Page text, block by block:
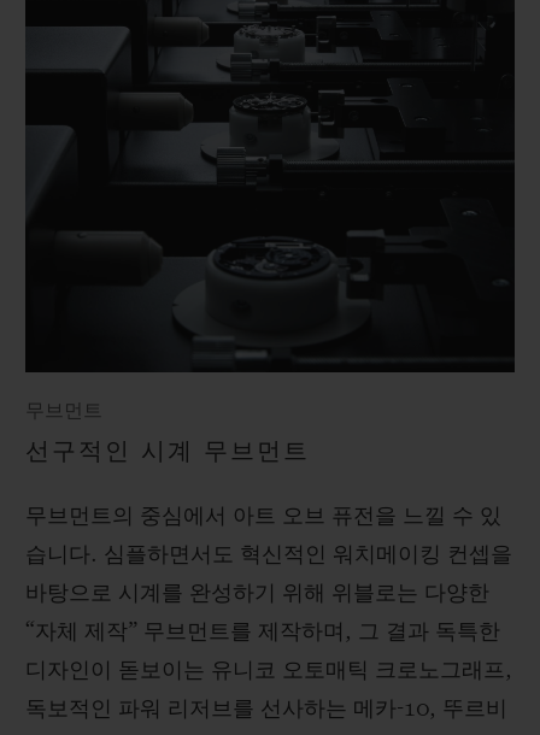
무브먼트
선구적인 시계 무브먼트
무브먼트의 중심에서 아트 오브 퓨전을 느낄 수 있
습니다. 심플하면서도 혁신적인 워치메이킹 컨셉을
바탕으로 시계를 완성하기 위해 위블로는 다양한
“자체 제작” 무브먼트를 제작하며, 그 결과 독특한
디자인이 돋보이는 유니코 오토매틱 크로노그래프,
독보적인 파워 리저브를 선사하는 메카-10, 뚜르비